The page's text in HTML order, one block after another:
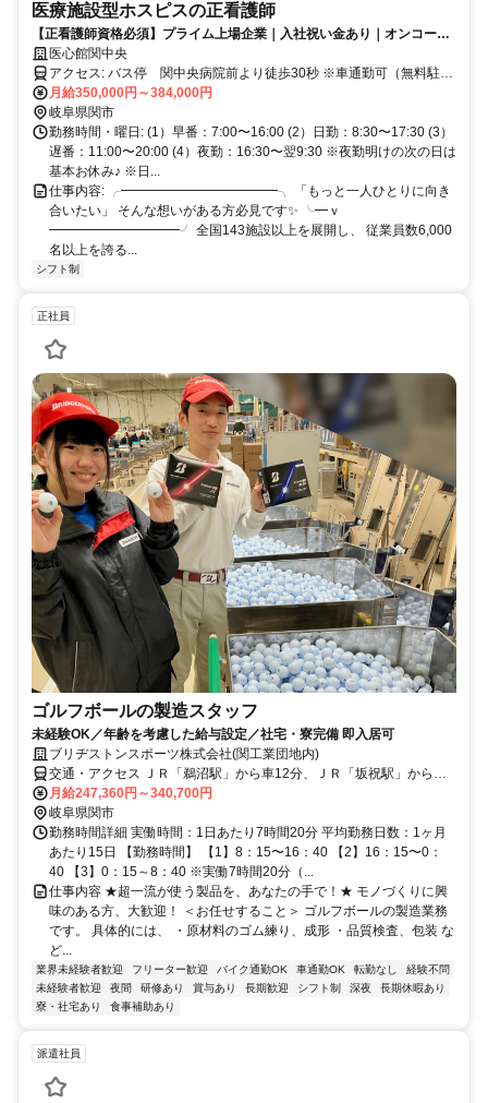
医療施設型ホスピスの正看護師
【正看護師資格必須】プライム上場企業｜入社祝い金あり｜オンコール
なし｜ホスピス未経験OK｜年間休日115日
医心館関中央
アクセス: バス停 関中央病院前より徒歩30秒 ※車通勤可（無料駐車
場あり）
月給350,000円～384,000円
岐阜県関市
勤務時間・曜日: (1）早番：7:00〜16:00 (2）日勤：8:30〜17:30 (3）
遅番：11:00〜20:00 (4）夜勤：16:30〜翌9:30 ※夜勤明けの次の日は
基本お休み♪ ※日...
仕事内容: ╭━━━━━━━━━━━━╮ 「もっと一人ひとりに向き
合いたい」 そんな想いがある方必見です✨ ╰━ｖ
━━━━━━━━━━╯ 全国143施設以上を展開し、 従業員数6,000
名以上を誇る...
シフト制
正社員
ゴルフボールの製造スタッフ
未経験OK／年齢を考慮した給与設定／社宅・寮完備 即入居可
ブリヂストンスポーツ株式会社(関工業団地内)
交通・アクセス ＪＲ「鵜沼駅」から車12分、ＪＲ「坂祝駅」から車7
分 ※車通勤ＯＫ
月給247,360円～340,700円
岐阜県関市
勤務時間詳細 実働時間：1日あたり7時間20分 平均勤務日数：1ヶ月
あたり15日 【勤務時間】 【1】8：15〜16：40 【2】16：15〜0：
40 【3】0：15～8：40 ※実働7時間20分（...
仕事内容 ★超一流が使う製品を、あなたの手で！★ モノづくりに興
味のある方、大歓迎！ ＜お任せすること＞ ゴルフボールの製造業務
です。 具体的には、 ・原材料のゴム練り、成形 ・品質検査、包装 な
ど...
業界未経験者歓迎 フリーター歓迎 バイク通勤OK 車通勤OK 転勤なし
経験不問
未経験者歓迎
夜間 研修あり 賞与あり 長期歓迎 シフト制 深夜
長期休暇あり
寮・社宅あり
食事補助あり
派遣社員